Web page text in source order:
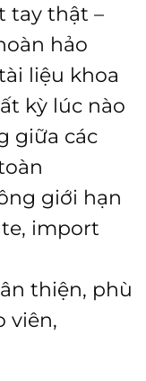
tay thật –
hảo
liệu khoa
kỳ lúc nào
giữa các
giới hạn
import
thiện, phù
viên,